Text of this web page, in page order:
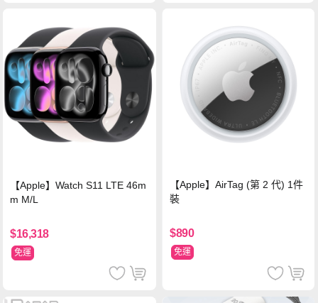
【Apple】Watch S11 LTE 46m
m M/L
$16,318
免運
【Apple】AirTag (第 2 代) 1件
裝
$890
免運